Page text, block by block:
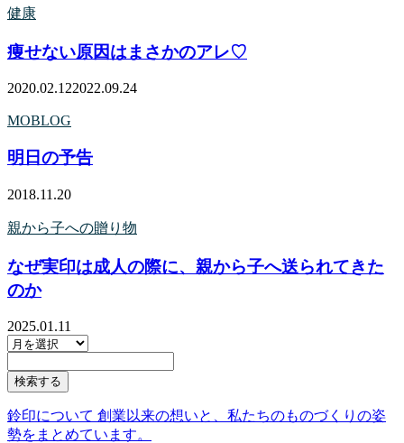
健康
痩せない原因はまさかのアレ♡
2020.02.122022.09.24
MOBLOG
明日の予告
2018.11.20
親から子への贈り物
なぜ実印は成人の際に、親から子へ送られてきた
のか
2025.01.11
鈴印について 創業以来の想いと、私たちのものづくりの姿
勢をまとめています。